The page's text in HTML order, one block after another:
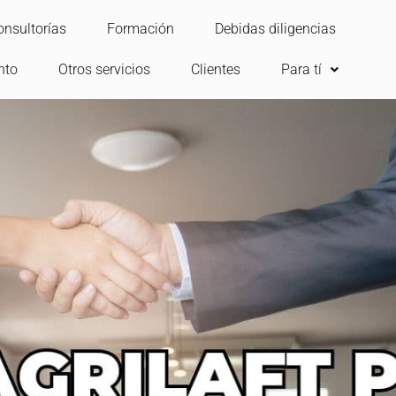
Formación Debidas diligencias
Otros servicios Clientes Para tí